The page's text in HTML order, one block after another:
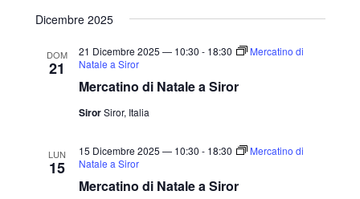
o
e
Dicembre 2025
DOM
21
Mercatino di Natale a Siror
21 Dicembre 2025 — 10:30 - 18:30
Mercatino di
Natale a Siror
SirorSiror, Italia
LUN
15
Mercatino di Natale a Siror
15 Dicembre 2025 — 10:30 - 18:30
Mercatino di
Natale a Siror